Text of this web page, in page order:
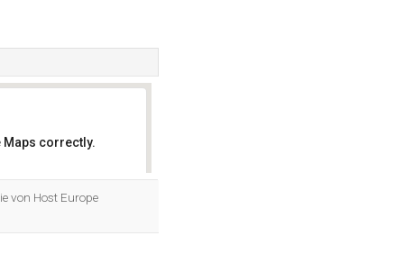
Maps correctly.
von Host Europe